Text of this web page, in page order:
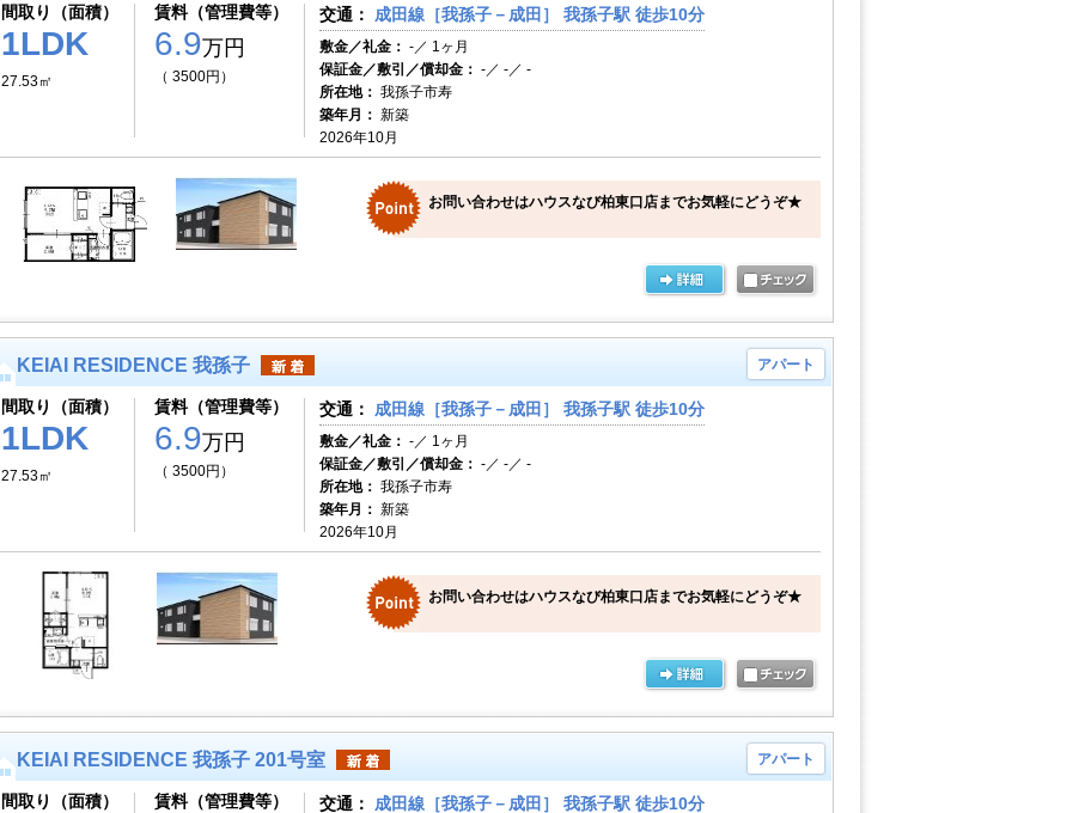
間取り（面積）
1LDK
27.53㎡
賃料（管理費等）
6.9万円
（ 3500円）
交通： 成田線［我孫子－成田］ 我孫子駅 徒歩10分
敷金／礼金： -／ 1ヶ月
保証金／敷引／償却金： -／ -／ -
所在地： 我孫子市寿
築年月： 新築
2026年10月
お問い合わせはハウスなび柏東口店までお気軽にどうぞ★
KEIAI RESIDENCE 我孫子 アパート
間取り（面積）
1LDK
27.53㎡
賃料（管理費等）
6.9万円
（ 3500円）
交通： 成田線［我孫子－成田］ 我孫子駅 徒歩10分
敷金／礼金： -／ 1ヶ月
保証金／敷引／償却金： -／ -／ -
所在地： 我孫子市寿
築年月： 新築
2026年10月
お問い合わせはハウスなび柏東口店までお気軽にどうぞ★
KEIAI RESIDENCE 我孫子 201号室 アパート
間取り（面積） 賃料（管理費等） 交通： 成田線［我孫子－成田］ 我孫子駅 徒歩10分